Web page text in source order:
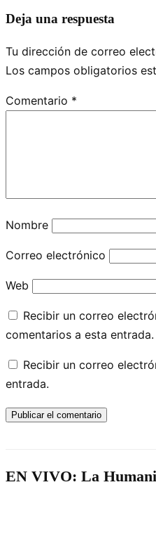
Deja una respuesta
Tu dirección de correo
Los campos obligatorios
Comentario *
Nombre
Correo electrónico
Web
Recibir un correo
comentarios a esta entrada.
Recibir un correo
entrada.
EN VIVO: La